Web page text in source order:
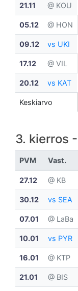
21.11 @ KOU
05.12 @ HON
09.12 vs UKI
17.12 @ VIL
20.12 vs KAT
Keskiarvo
3. kierros
PVM Vast.
27.12 @ KB
30.12 vs SEA
07.01 @ LaBa
10.01 vs PYR
16.01 @ KTP
21.01 @ BIS